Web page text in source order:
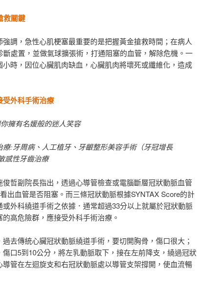
救關鍵
調，急性心肌梗塞最重要的是把握黃金搶救時間；在病人
處置，並做氣球擴張術，打通阻塞的血管，解除危機。一
時，因位心臟肌肉缺血，心臟肌肉將壞死或纖維化，造成
外科手術治療
擁有名媛般的迷人笑容
療:牙周病、人工植牙、牙齦整形美容手術（牙冠增長
感性牙齒治療
哲副院長指出，透過心導管檢查或電腦斷層冠狀動脈血管
出血管是否阻塞。而三條冠狀動脈根據SYNTAX Score的計
外科繞道手術之依據．通常超過33分以上就屬於冠狀動脈
高危險群，應接受外科手術治療。
去傳統心臟冠狀動脈繞道手術，要切開胸骨，傷口很大；
口5到10公分，將左乳動脈取下，接在左前降支，繞過冠狀
管在左迴旋支和右冠狀動脈處以導管支架撐開，使血流暢